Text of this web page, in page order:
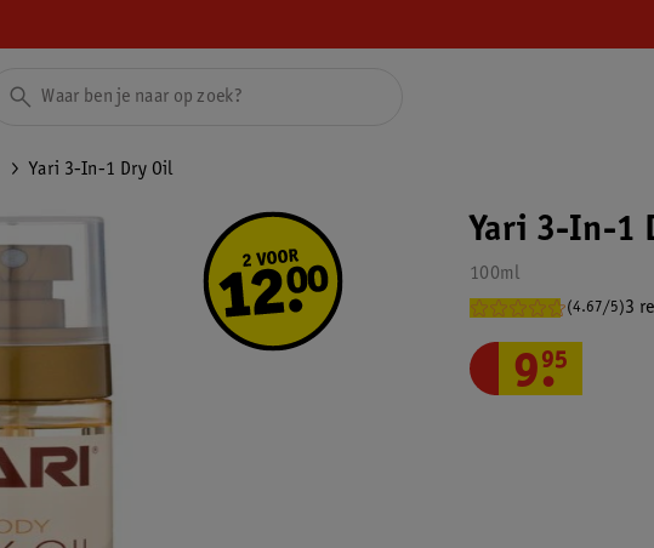
Yari 3-In-1 Dry Oil
Yari 3-In-1
100ml
(4.67/5)3
9.
95